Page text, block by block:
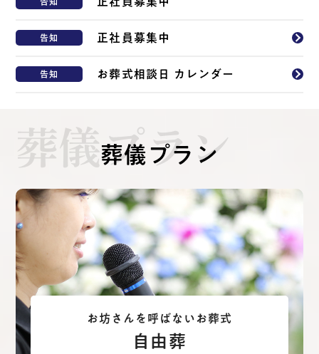
告知 正社員募集中
告知 お葬式相談日 カレンダー
葬儀プラン
葬儀プラン
⾃由葬
お坊さんを呼ばないお葬式